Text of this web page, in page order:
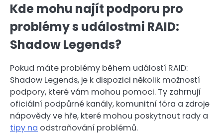
Kde mohu najít podporu pro
problémy s událostmi RAID:
Shadow Legends?
Pokud máte problémy během událostí RAID:
Shadow Legends, je k dispozici několik možností
podpory, které vám mohou pomoci. Ty zahrnují
oficiální podpůrné kanály, komunitní fóra a zdroje
nápovědy ve hře, které mohou poskytnout rady a
tipy na odstraňování problémů.